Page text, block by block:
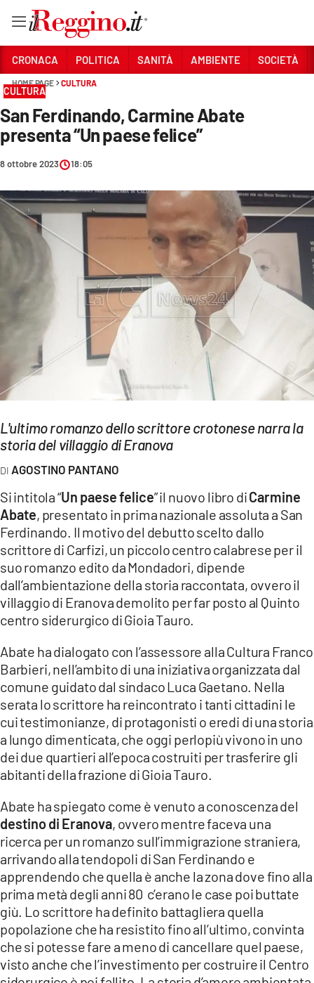
Sezioni
CRONACA
AMBIENTE
SOCIETÀ
CULTURA
ECONOMIA E LAVORO
EVENTI
SPORT
Streaming
LAC TV
LAC NETWORK
LaC
Network
LACPLAY.IT
LACTV.IT
LACONAIR.IT
LACITYMAG.IT
ILREGGINO.IT
COSENZACHANNEL.IT
ILVIBONESE.IT
CATANZAROCHANNEL.IT
LACAPITALENEWS.IT
App
ANDROID
APPLE
CRONACA POLITICA SANITÀ AMBIENTE SOCIETÀ
HOME PAGE CULTURA
CULTURA
San Ferdinando, Carmine Abate
presenta “Un paese felice”
8 ottobre 2023 18:05
L'ultimo romanzo dello scrittore crotonese narra la
storia del villaggio di Eranova
AGOSTINO PANTANO
Si intitola “Un paese felice” il nuovo libro diCarmine
Abate, presentato in prima nazionale assoluta a San
Ferdinando. Il motivo del debutto scelto dallo
scrittore di Carfizi, un piccolo centro calabrese per il
suo romanzo edito da Mondadori, dipende
dall’ambientazione della storia raccontata, ovvero il
villaggio di Eranova demolito per far posto al Quinto
centro siderurgico di Gioia Tauro.
Abate ha dialogato con l’assessore alla Cultura Franco
Barbieri, nell’ambito di una iniziativa organizzata dal
comune guidato dal sindaco Luca Gaetano. Nella
serata lo scrittore ha reincontrato i tanti cittadini le
cui testimonianze, di protagonisti o eredi di una storia
a lungo dimenticata, che oggi perlopiù vivono in uno
dei due quartieri all’epoca costruiti per trasferire gli
abitanti della frazione di Gioia Tauro.
Abate ha spiegato come è venuto a conoscenza del
destino di Eranova, ovvero mentre faceva una
ricerca per un romanzo sull’immigrazione straniera,
arrivando alla tendopoli di San Ferdinando e
apprendendo che quella è anche la zona dove fino alla
prima metà degli anni 80 c’erano le case poi buttate
giù. Lo scrittore ha definito battagliera quella
popolazione che ha resistito fino all’ultimo, convinta
che si potesse fare a meno di cancellare quel paese,
visto anche che l’investimento per costruire il Centro